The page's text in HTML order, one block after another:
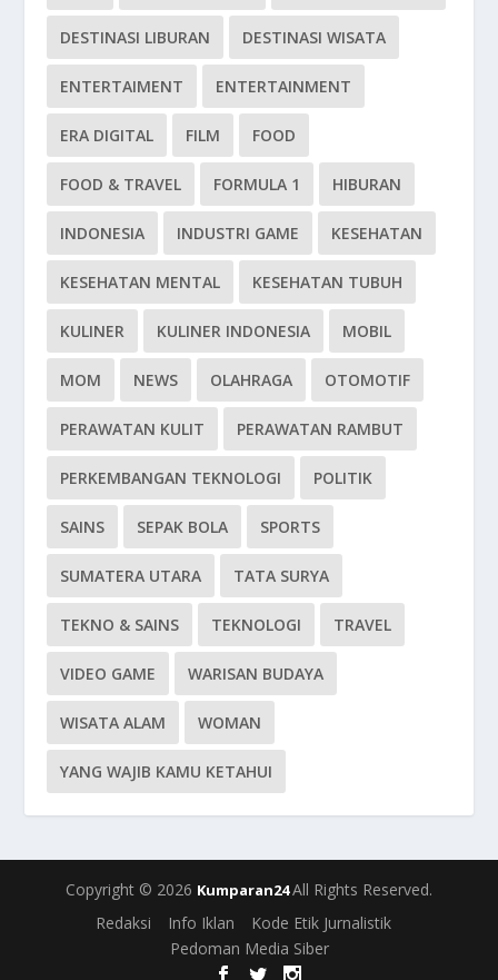
DESTINASI LIBURAN DESTINASI WISATA
ENTERTAIMENT ENTERTAINMENT
ERA DIGITAL FILM FOOD
FOOD & TRAVEL FORMULA 1 HIBURAN
INDONESIA INDUSTRI GAME KESEHATAN
KESEHATAN MENTAL KESEHATAN TUBUH
KULINER KULINER INDONESIA MOBIL
MOM NEWS OLAHRAGA OTOMOTIF
PERAWATAN KULIT PERAWATAN RAMBUT
PERKEMBANGAN TEKNOLOGI POLITIK
SAINS SEPAK BOLA SPORTS
SUMATERA UTARA TATA SURYA
TEKNO & SAINS TEKNOLOGI TRAVEL
VIDEO GAME WARISAN BUDAYA
WISATA ALAM WOMAN
YANG WAJIB KAMU KETAHUI
Copyright © 2026 Kumparan24All Rights Reserved.
Redaksi
Info Iklan
Kode Etik Jurnalistik
Pedoman Media Siber